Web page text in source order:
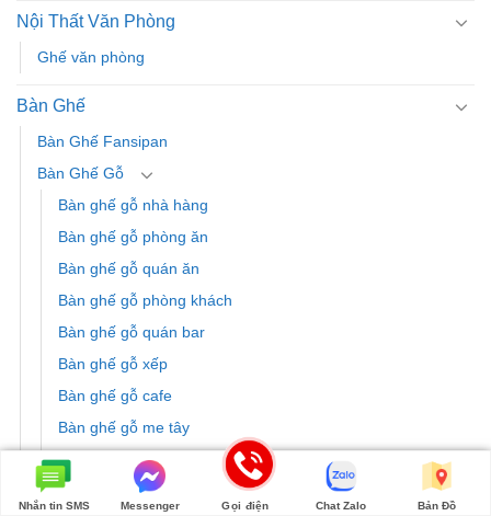
Nội Thất Văn Phòng
Ghế văn phòng
Bàn Ghế
Bàn Ghế Fansipan
Bàn Ghế Gỗ
Bàn ghế gỗ nhà hàng
Bàn ghế gỗ phòng ăn
Bàn ghế gỗ quán ăn
Bàn ghế gỗ phòng khách
Bàn ghế gỗ quán bar
Bàn ghế gỗ xếp
Bàn ghế gỗ cafe
Bàn ghế gỗ me tây
Bàn ghế gỗ quán trà sữa
Ghế công viên Bản Đồ
Chat Zalo
Gọi điện
Messenger
Nhắn tin SMS